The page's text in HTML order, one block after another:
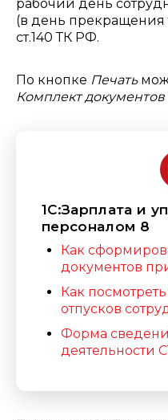
рабочий день
(в день
ст.140 ТК РФ.
По кнопке Печать
Комплект
1С:Зарплата и
персоналом 8
Как
документов
Как
отпусков
Форма
деятельности